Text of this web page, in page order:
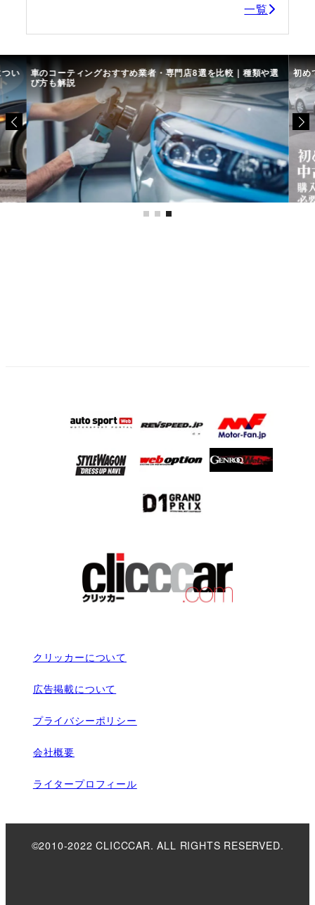
一覧
い 車のコーティングおすすめ業者・専門店8選を比較｜種類や選
び方も解説
初め
クリッカーについて
広告掲載について
プライバシーポリシー
会社概要
ライタープロフィール
©2010-2022 CLICCCAR. ALL RIGHTS RESERVED.